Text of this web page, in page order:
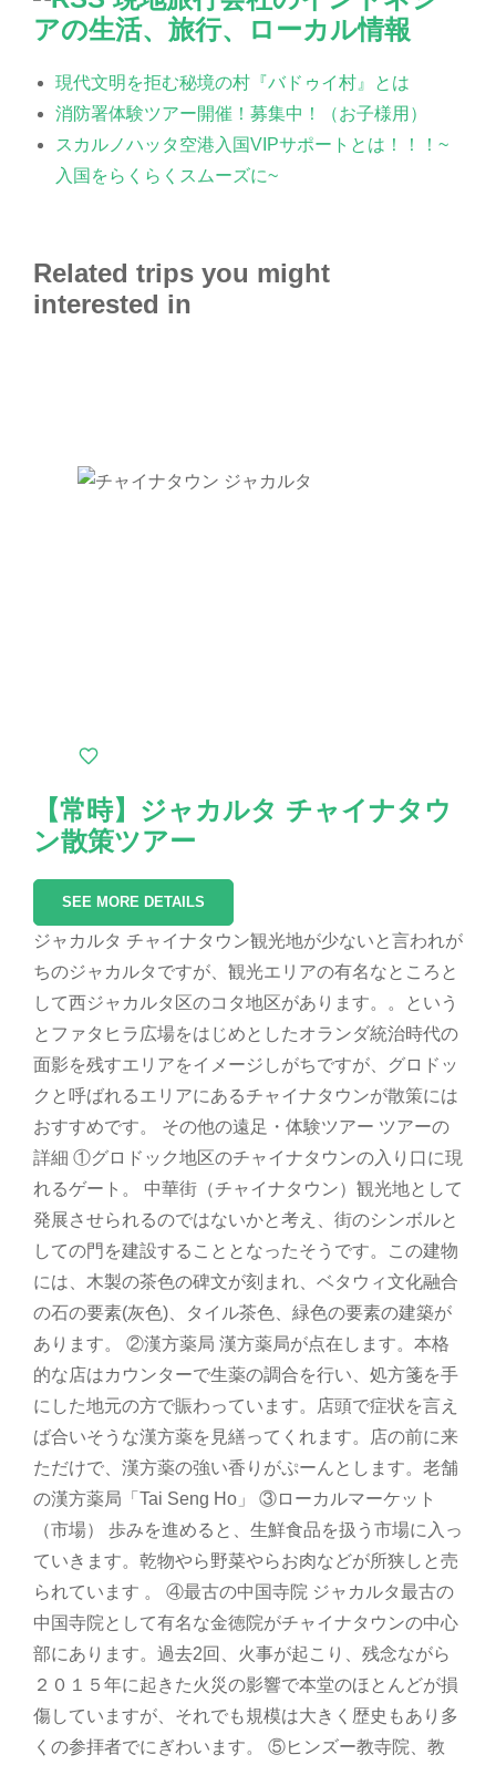
アの生活、旅行、ローカル情報
現代文明を拒む秘境の村『バドゥイ村』とは
消防署体験ツアー開催！募集中！（お子様用）
スカルノハッタ空港入国VIPサポートとは！！！~
入国をらくらくスムーズに~
Related trips you might
interested in
【常時】ジャカルタ チャイナタウ
ン散策ツアー
SEE MORE DETAILS
ジャカルタ チャイナタウン観光地が少ないと言われが
ちのジャカルタですが、観光エリアの有名なところと
して西ジャカルタ区のコタ地区があります。。という
とファタヒラ広場をはじめとしたオランダ統治時代の
面影を残すエリアをイメージしがちですが、グロドッ
クと呼ばれるエリアにあるチャイナタウンが散策には
おすすめです。 その他の遠足・体験ツアー ツアーの
詳細 ①グロドック地区のチャイナタウンの入り口に現
れるゲート。 中華街（チャイナタウン）観光地として
発展させられるのではないかと考え、街のシンボルと
しての門を建設することとなったそうです。この建物
には、木製の茶色の碑文が刻まれ、ベタウィ文化融合
の石の要素(灰色)、タイル茶色、緑色の要素の建築が
あります。 ②漢方薬局 漢方薬局が点在します。本格
的な店はカウンターで生薬の調合を行い、処方箋を手
にした地元の方で賑わっています。店頭で症状を言え
ば合いそうな漢方薬を見繕ってくれます。店の前に来
ただけで、漢方薬の強い香りがぷーんとします。老舗
の漢方薬局「Tai Seng Ho」 ③ローカルマーケット
（市場） 歩みを進めると、生鮮食品を扱う市場に入っ
ていきます。乾物やら野菜やらお肉などが所狭しと売
られています 。 ④最古の中国寺院 ジャカルタ最古の
中国寺院として有名な金徳院がチャイナタウンの中心
部にあります。過去2回、火事が起こり、残念ながら
２０１５年に起きた火災の影響で本堂のほとんどが損
傷していますが、それでも規模は大きく歴史もあり多
くの参拝者でにぎわいます。 ⑤ヒンズー教寺院、教